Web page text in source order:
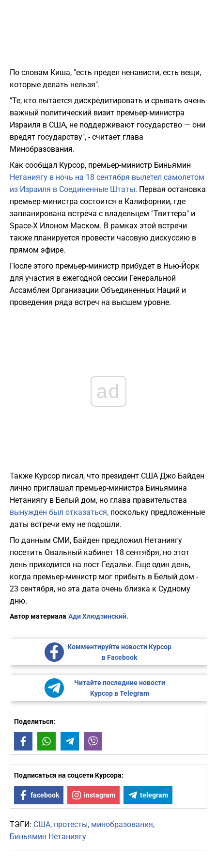
По словам Киша, "есть предел ненависти, есть вещи,
которые делать нельзя".
"Те, кто пытается дискредитировать и срывать очень
важный политический визит премьер-министра
Израиля в США, не поддерживают государство — они
вредят государству", - считает глава
Минобразования.
Как сообщал Курсор, премьер-министр Биньямин
Нетаниягу в ночь на 18 сентября вылетел самолетом
из Израиля в Соединенные Штаты. Первая остановка
премьер-министра состоится в Калифорнии, где
запланирована встреча с владельцем "Твиттера" и
Space-Х Илоном Маском. В рамках этой встречи
также планируется провести часовую дискуссию в
прямом эфире.
После этого премьер-министр прибудет в Нью-Йорк
для участия в ежегодной сессии Генеральной
Ассамблеи Организации Объединенных Наций и
проведения ряда встреч на высшем уровне.
ad
Также Курсор писал, что президент США Джо Байден
лично приглашал премьер-министра Биньямина
Нетаниягу в Белый дом, но глава правительства
вынужден был отказаться, поскольку предложенные
даты встречи ему не подошли.
По данным СМИ, Байден предложил Нетаниягу
посетить Овальный кабинет 18 сентября, но этот
день приходится на пост Гедальи. Еще один день,
когда премьер-министр мог прибыть в Белый дом -
23 сентября, но эта дата очень близка к Судному
дню.
Автор материала Ади Хлюдзинский.
Комментируйте новости Курсор
в Facebook
Читайте последние новости
Курсор в Telegram
Поделиться:
FacebookWhatsAppTelegram
Подписаться на соцсети Курсора:
facebook instagram telegram
ТЭГИ: США протесты минобразования
Биньямин Нетаниягу